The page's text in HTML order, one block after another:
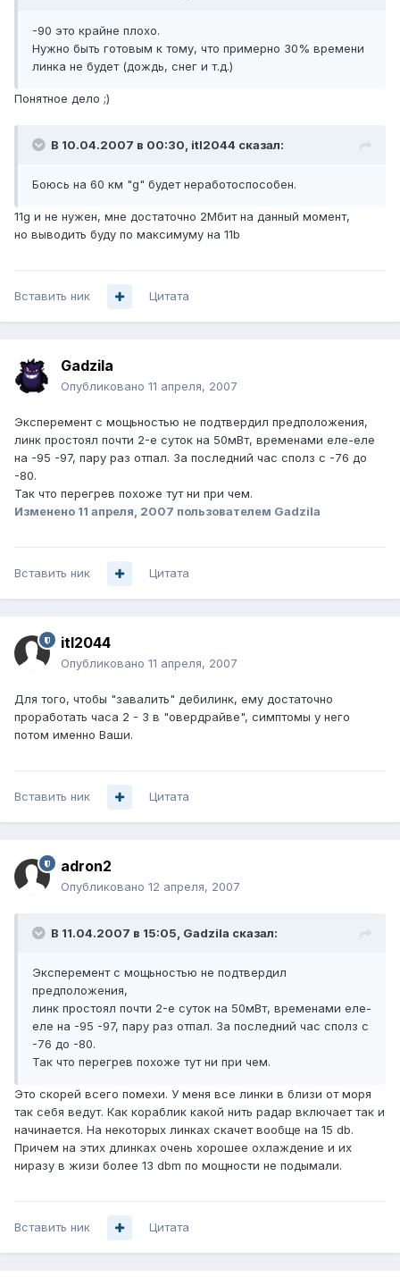
-90 это крайне плохо.
Нужно быть готовым к тому, что примерно 30% времени
линка не будет (дождь, снег и т.д.)
Понятное дело ;)
В 10.04.2007 в 00:30, itl2044 сказал:
Боюсь на 60 км "g" будет неработоспособен.
11g и не нужен, мне достаточно 2Мбит на данный момент,
но выводить буду по максимуму на 11b
Вставить ник Цитата
Gadzila
Опубликовано 11 апреля, 2007
Эксперемент с мощьностью не подтвердил предположения,
линк простоял почти 2-е суток на 50мВт, временами еле-еле
на -95 -97, пару раз отпал. За последний час сполз с -76 до
-80.
Так что перегрев похоже тут ни при чем.
Изменено 11 апреля, 2007 пользователем Gadzila
Вставить ник Цитата
itl2044
Опубликовано 11 апреля, 2007
Для того, чтобы "завалить" дебилинк, ему достаточно
проработать часа 2 - 3 в "овердрайве", симптомы у него
потом именно Ваши.
Вставить ник Цитата
adron2
Опубликовано 12 апреля, 2007
В 11.04.2007 в 15:05, Gadzila сказал:
Эксперемент с мощьностью не подтвердил
предположения,
линк простоял почти 2-е суток на 50мВт, временами еле-
еле на -95 -97, пару раз отпал. За последний час сполз с
-76 до -80.
Так что перегрев похоже тут ни при чем.
Это скорей вcего помехи. У меня все линки в близи от моря
так себя ведут. Как кораблик какой нить радар включает так и
начинается. На некоторых линках скачет вообще на 15 db.
Причем на этих длинках очень хорошее охлаждение и их
ниразу в жизи более 13 dbm по мощности не подымали.
Вставить ник Цитата